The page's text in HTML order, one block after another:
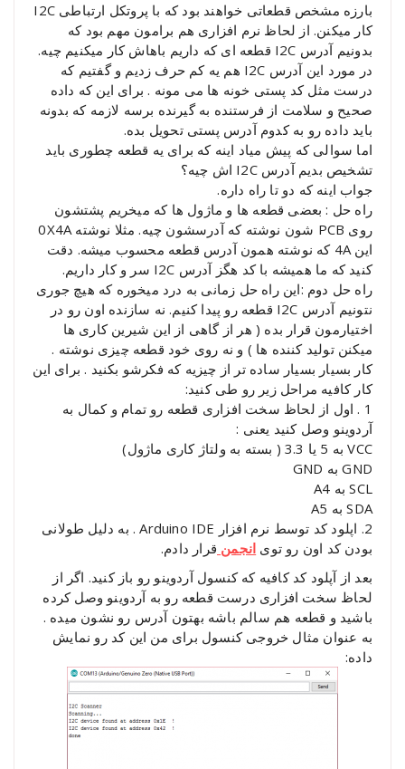
بارزه مشخص قطعاتی خواهند بود که با پروتکل ارتباطی I2C
کار میکنن. از لحاظ نرم افزاری هم برامون مهم بود که
بدونیم آدرس I2C قطعه ای که داریم باهاش کار میکنیم چیه.
در مورد این آدرس I2C هم یه کم حرف زدیم و گفتیم که
درست مثل کد پستی خونه ها می مونه . برای این که داده
صحیح و سلامت از فرستنده به گیرنده برسه لازمه که بدونه
باید داده رو به کدوم آدرس پستی تحویل بده.
اما سوالی که پیش میاد اینه که برای یه قطعه چطوری باید
تشخیص بدیم آدرس I2C اش چیه؟
جواب اینه که دو تا راه داره.
راه حل : بعضی قطعه ها و ماژول ها که میخریم پشتشون
روی PCB شون نوشته که آدرسشون چیه. مثلا نوشته 0X4A
این 4A که نوشته همون آدرس قطعه محسوب میشه. دقت
کنید که ما همیشه با کد هگز آدرس I2C سر و کار داریم.
راه حل دوم :این راه حل زمانی به درد میخوره که هیچ جوری
نتونیم آدرس I2C قطعه رو پیدا کنیم. نه سازنده اون رو در
اختیارمون قرار بده ( هر از گاهی از این شیرین کاری ها
میکنن تولید کننده ها ) و نه روی خود قطعه چیزی نوشته .
کار بسیار بسیار ساده تر از چیزیه که فکرشو بکنید . برای این
کار کافیه مراحل زیر رو طی کنید:
1 . اول از لحاظ سخت افزاری قطعه رو تمام و کمال به
آردوینو وصل کنید یعنی :
VCC به 5 یا 3.3 ( بسته به ولتاژ کاری ماژول)
GND به GND
SCL به A4
SDA به A5
2. اپلود کد توسط نرم افزار Arduino IDE . به دلیل طولانی
بودن کد اون رو توی انجمن قرار دادم.
بعد از آپلود کد کافیه که کنسول آردوینو رو باز کنید. اگر از
لحاظ سخت افزاری درست قطعه رو به آردوینو وصل کرده
باشید و قطعه هم سالم باشه بهتون آدرس رو نشون میده .
به عنوان مثال خروجی کنسول برای من این کد رو نمایش
داده: